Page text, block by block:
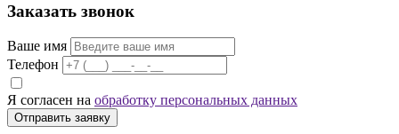
Заказать звонок
Ваше имя
Телефон
Я согласен на обработку персональных данных
Отправить заявку